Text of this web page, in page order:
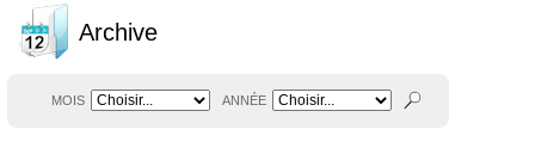
Archive
MOIS ANNÉE